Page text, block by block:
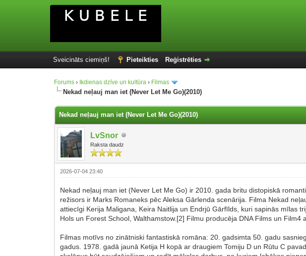
Sveicināts ciemiņš! Pieteikties Reģistrēties
Forums › Ikdienas dzīve un kultūra › Filmas
Nekad neļauj man iet (Never Let Me Go)(2010)
Nekad neļauj man iet (Never Let Me Go)(2010)
LvSnor
Raksta daudz
2026-07-04 23:40
Nekad neļauj man iet (Never Let Me Go) ir 2010. gada britu distopiskā
režisors ir Marks Romaneks pēc Aleksa Gārlenda scenārija. Filma Nekad
attiecīgi Kerija Maligana, Keira Naitlija un Endrjū Gārfīlds, kuri sapinās mīlas
Hols un Forest School, Walthamstow.[2] Filmu producēja DNA Films un Film4
Filmas motīvs no zinātniski fantastiskā romāna: 20. gadsimta 50. gadu
gadus. 1978. gadā jaunā Ketija H kopā ar draugiem Tomiju D un Rūtu C